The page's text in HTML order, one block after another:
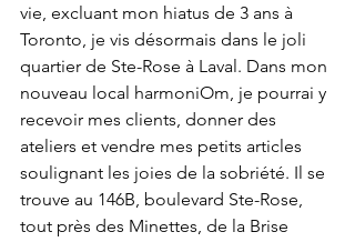
vie, excluant mon hiatus de 3 ans à
Toronto, je vis désormais dans le joli
quartier de Ste-Rose à Laval. Dans mon
nouveau local harmoniOm, je pourrai y
recevoir mes clients, donner des
ateliers et vendre mes petits articles
soulignant les joies de la sobriété. Il se
trouve au 146B, boulevard Ste-Rose,
tout près des Minettes, de la Brise